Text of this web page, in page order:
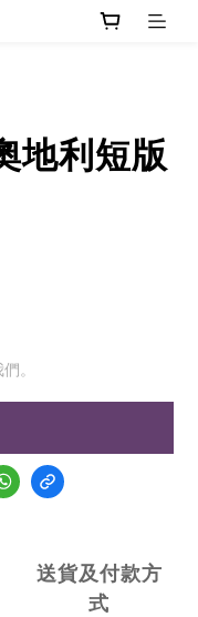
地利短版
。
送貨及付款方
式